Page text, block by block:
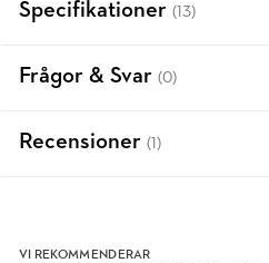
Specifikationer (13)
Frågor & Svar (0)
Recensioner (1)
VI REKOMMENDERAR